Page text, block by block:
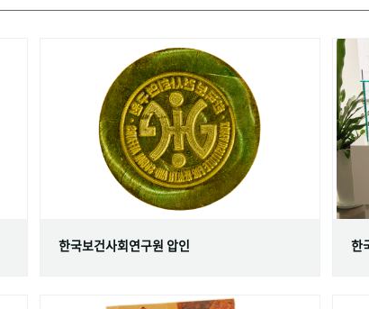
한국보건사회연구원 압인 한